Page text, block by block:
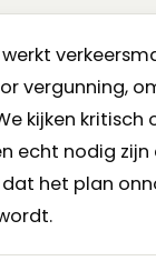
vergunning,
kijken kritisch
echt nodig zijn
het plan